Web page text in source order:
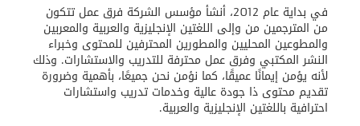
في بداية عام 2012، أنشأ مؤسس الشركة فرق عمل تتكون
من المترجمين من وإلى اللغتين الإنجليزية والعربية والمعربين
والمطوعين المحليين والمطورين المحترفين للمحتوى وخبراء
النشر المكتبي وفرق عمل محترفة للتدريب والاستشارات. وذلك
لأنه يؤمن إيمانًا عميقًا، كما نؤمن نحن جميعًا، بأهمية وضرورة
تقديم محتوى ذا جودة عالية وخدمات تدريب واستشارات
احترافية باللغتين الإنجليزية والعربية.